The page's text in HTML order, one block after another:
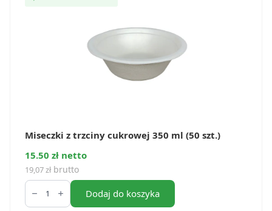
szt.)
Miseczki z trzciny cukrowej 350 ml (50 szt.)
15.50 zł netto
19,07zł brutto
ilość
Miseczki
z
Dodaj do koszyka